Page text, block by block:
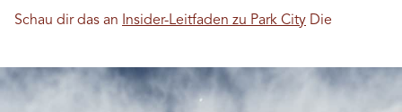
Schau dir das an Insider-Leitfaden zu Park City Die